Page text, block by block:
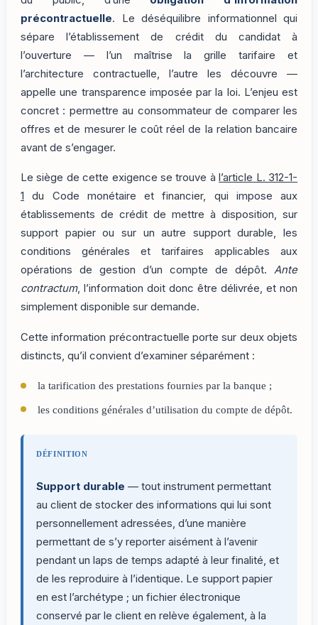
précontractuelle. Le déséquilibre informationnel qui
sépare l’établissement de crédit du candidat à
l’ouverture — l’un maîtrise la grille tarifaire et
l’architecture contractuelle, l’autre les découvre —
appelle une transparence imposée par la loi. L’enjeu est
concret : permettre au consommateur de comparer les
offres et de mesurer le coût réel de la relation bancaire
avant de s’engager.
Le siège de cette exigence se trouve à l’article L. 312-1-
1
du Code monétaire et financier, qui impose aux
établissements de crédit de mettre à disposition, sur
support papier ou sur un autre support durable, les
conditions générales et tarifaires applicables aux
opérations de gestion d’un compte de dépôt. Ante
contractum, l’information doit donc être délivrée, et non
simplement disponible sur demande.
Cette information précontractuelle porte sur deux objets
distincts, qu’il convient d’examiner séparément :
la tarification des prestations fournies par la banque ;
les conditions générales d’utilisation du compte de dépôt.
DÉFINITION
Support durable — tout instrument permettant
au client de stocker des informations qui lui sont
personnellement adressées, d’une manière
permettant de s’y reporter aisément à l’avenir
pendant un laps de temps adapté à leur finalité, et
de les reproduire à l’identique. Le support papier
en est l’archétype ; un fichier électronique
conservé par le client en relève également, à la